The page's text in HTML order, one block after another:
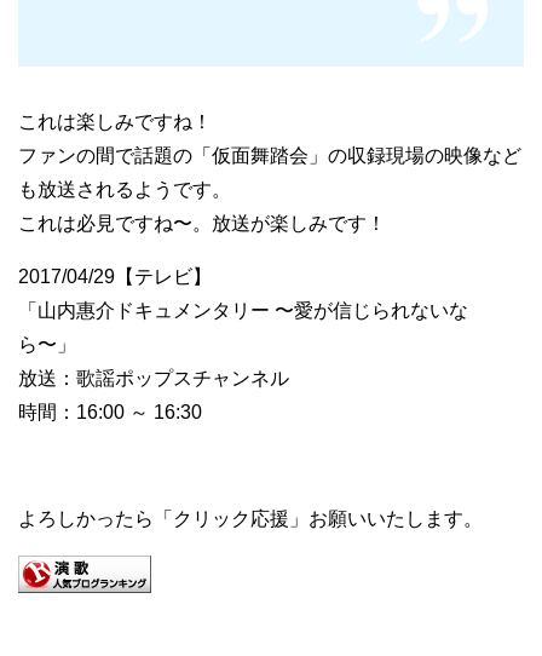
これは楽しみですね！
ファンの間で話題の「仮面舞踏会」の収録現場の映像など
も放送されるようです。
これは必見ですね〜。放送が楽しみです！
2017/04/29【テレビ】
「山内惠介ドキュメンタリー 〜愛が信じられないな
ら〜」
放送：歌謡ポップスチャンネル
時間：16:00 ～ 16:30
よろしかったら「クリック応援」お願いいたします。